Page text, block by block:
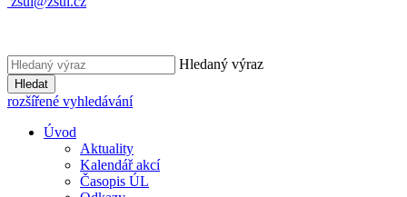
Hledaný výraz
Hledat
rozšířené vyhledávání
Úvod
Aktuality
Kalendář akcí
Časopis ÚL